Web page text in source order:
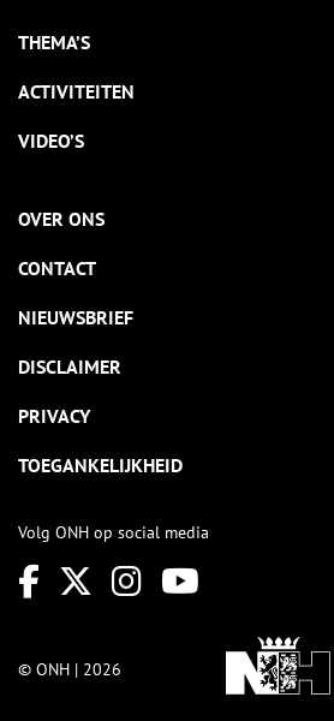
THEMA’S
ACTIVITEITEN
VIDEO’S
OVER ONS
CONTACT
NIEUWSBRIEF
DISCLAIMER
PRIVACY
TOEGANKELIJKHEID
Volg ONH op social media
© ONH | 2026